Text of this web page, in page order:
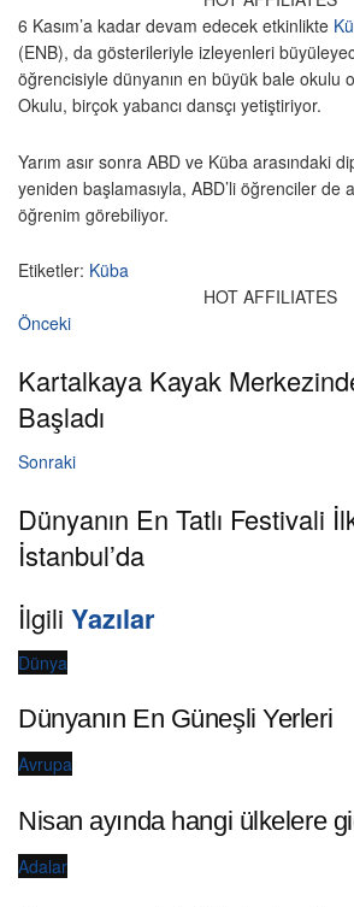
6 Kasım’a kadar devam edecek etkinlikte
(ENB), da gösterileriyle izleyenleri
öğrencisiyle dünyanın en büyük bale okulu
Okulu, birçok yabancı dansçı yetiştiriyor.
Yarım asır sonra ABD ve Küba arasındaki
yeniden başlamasıyla, ABD’li öğrenciler de
öğrenim görebiliyor.
Etiketler: Küba
HOT AFFILIATES
Önceki
Kartalkaya Kayak
Başladı
Sonraki
Dünyanın En Tatlı Festivali
İstanbul’da
İlgili Yazılar
Dünya
Dünyanın En Güneşli Yerleri
Avrupa
Nisan ayında hangi ülkelere
Adalar